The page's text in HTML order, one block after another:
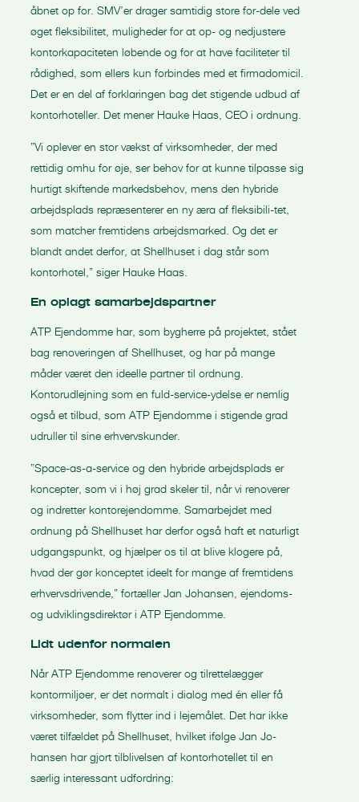
åbnet op for. SMV’er drager samtidig store for-dele ved
øget fleksibilitet, muligheder for at op- og nedjustere
kontorkapaciteten løbende og for at have faciliteter til
rådighed, som ellers kun forbindes med et firmadomicil.
Det er en del af forklaringen bag det stigende udbud af
kontorhoteller. Det mener Hauke Haas, CEO i ordnung.
”Vi oplever en stor vækst af virksomheder, der med
rettidig omhu for øje, ser behov for at kunne tilpasse sig
hurtigt skiftende markedsbehov, mens den hybride
arbejdsplads repræsenterer en ny æra af fleksibili-tet,
som matcher fremtidens arbejdsmarked. Og det er
blandt andet derfor, at Shellhuset i dag står som
kontorhotel,” siger Hauke Haas.
En oplagt samarbejdspartner
ATP Ejendomme har, som bygherre på projektet, stået
bag renoveringen af Shellhuset, og har på mange
måder været den ideelle partner til ordnung.
Kontorudlejning som en fuld-service-ydelse er nemlig
også et tilbud, som ATP Ejendomme i stigende grad
udruller til sine erhvervskunder.
”Space-as-a-service og den hybride arbejdsplads er
koncepter, som vi i høj grad skeler til, når vi renoverer
og indretter kontorejendomme. Samarbejdet med
ordnung på Shellhuset har derfor også haft et naturligt
udgangspunkt, og hjælper os til at blive klogere på,
hvad der gør konceptet ideelt for mange af fremtidens
erhvervsdrivende,” fortæller Jan Johansen, ejendoms-
og udviklingsdirektør i ATP Ejendomme.
Lidt udenfor normalen
Når ATP Ejendomme renoverer og tilrettelægger
kontormiljøer, er det normalt i dialog med én eller få
virksomheder, som flytter ind i lejemålet. Det har ikke
været tilfældet på Shellhuset, hvilket ifølge Jan Jo-
hansen har gjort tilblivelsen af kontorhotellet til en
særlig interessant udfordring: